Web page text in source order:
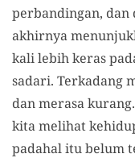
perbandingan,
akhirnya
kali lebih keras
sadari. Terkadang
dan merasa
kita melihat
padahal itu belum